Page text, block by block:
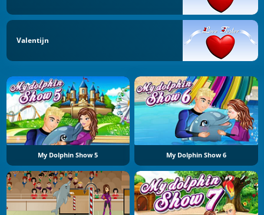
Valentijn
My Dolphin Show 5 My Dolphin Show 6